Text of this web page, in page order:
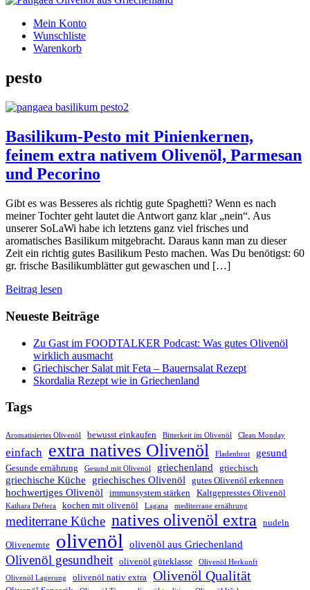
Mein Konto
Wunschliste
Warenkorb
pesto
Basilikum-Pesto mit Pinienkernen,
feinem extra nativem Olivenöl, Parmesan
und Pecorino
Gibt es was Besseres als richtig gute Spaghetti? Wenn es nach
meiner Tochter geht lautet die Antwort ganz klar „nein“. Aus
unserer SoLaWi habe ich letztens ganz viel frisches und
aromatisches Basilikum mitgebracht. Daraus kann man zu dieser
Zeit ein richtig gutes Basilikum Pesto machen. Was Du benötigst: 60
gr. frische Basilikumblätter gut gewaschen und […]
Beitrag lesen
Neueste Beiträge
Zu Gast im FOODTALKER Podcast: Was gutes Olivenöl
wirklich ausmacht
Griechischer Salat mit Feta – Bauernsalat Rezept
Skordalia Rezept wie in Griechenland
Tags
Aromatisiertes Olivenöl bewusst einkaufen Bitterkeit im Olivenöl Clean Monday
einfach extra natives Olivenöl Fladenbrot gesund
Gesunde ernährung Gesund mit Olivenöl griechenland griechisch
griechische Küche griechisches Olivenöl gutes Olivenöl erkennen
hochwertiges Olivenöl immunsystem stärken Kaltgepresstes Olivenöl
Kathara Deftera kochen mit olivenöl Lagana mediterrane ernährung
mediterrane Küche natives olivenöl extra nudeln
Olivenernte olivenöl olivenöl aus Griechenland
Olivenöl gesundheit olivenöl güteklasse Olivenöl Herkunft
Olivenöl Lagerung olivenöl nativ extra Olivenöl Qualität